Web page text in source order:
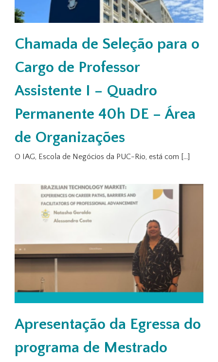
Chamada de Seleção para o
Cargo de Professor
Assistente I – Quadro
Permanente 40h DE – Área
de Organizações
O IAG, Escola de Negócios da PUC-Rio, está com [...]
Apresentação da Egressa do
programa de Mestrado